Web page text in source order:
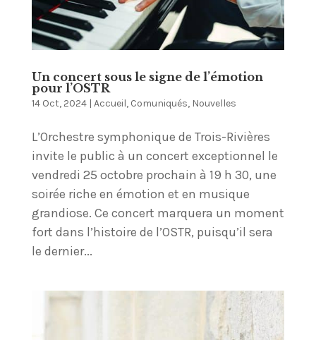
Un concert sous le signe de l’émotion
pour l’OSTR
14 Oct, 2024| Accueil, Comuniqués, Nouvelles
L’Orchestre symphonique de Trois-Rivières
invite le public à un concert exceptionnel le
vendredi 25 octobre prochain à 19 h 30, une
soirée riche en émotion et en musique
grandiose. Ce concert marquera un moment
fort dans l’histoire de l’OSTR, puisqu’il sera
le dernier...